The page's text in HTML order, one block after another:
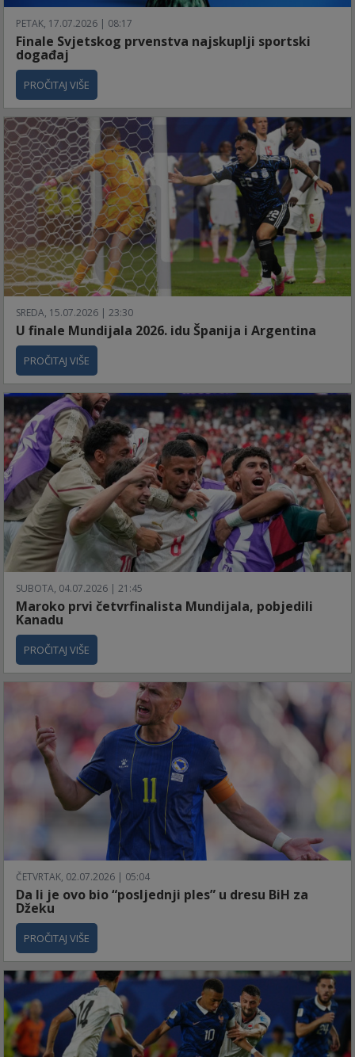
PETAK, 17.07.2026 | 08:17
Finale Svjetskog prvenstva najskuplji sportski
događaj
PROČITAJ VIŠE
SREDA, 15.07.2026 | 23:30
U finale Mundijala 2026. idu Španija i Argentina
PROČITAJ VIŠE
SUBOTA, 04.07.2026 | 21:45
Maroko prvi četvrfinalista Mundijala, pobjedili
Kanadu
PROČITAJ VIŠE
ČETVRTAK, 02.07.2026 | 05:04
Da li je ovo bio “posljednji ples” u dresu BiH za
Džeku
PROČITAJ VIŠE